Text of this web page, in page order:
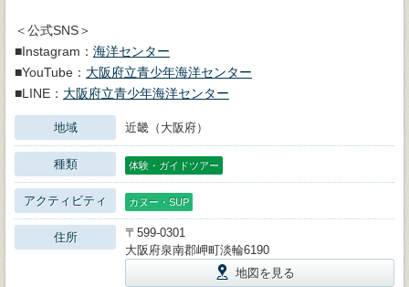
＜公式SNS＞
■Instagram： 海洋センター
■YouTube： 大阪府立青少年海洋センター
■LINE： 大阪府立青少年海洋センター
地域 近畿（大阪府）
種類 体験・ガイドツアー
アクティビティ カヌー・SUP
住所
〒599-0301
大阪府泉南郡岬町淡輪6190
地図を見る